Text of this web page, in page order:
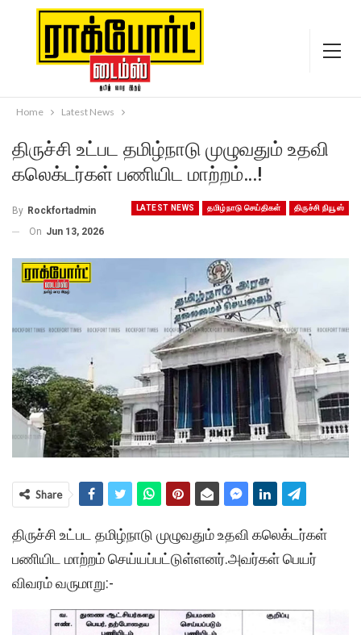
Home Latest News
திருச்சி உட்பட தமிழ்நாடு முழுவதும் உதவி
கலெக்டர்கள் பணியிட மாற்றம்…!
LATEST NEWS தமிழ்நாடு செய்திகள் திருச்சி நியூஸ்
By Rockfortadmin
On Jun 13, 2026
Share
திருச்சி உட்பட தமிழ்நாடு முழுவதும் உதவி கலெக்டர்கள்
பணியிட மாற்றம் செய்யப்பட்டுள்ளனர்.அவர்கள் பெயர்
விவரம் வருமாறு:-